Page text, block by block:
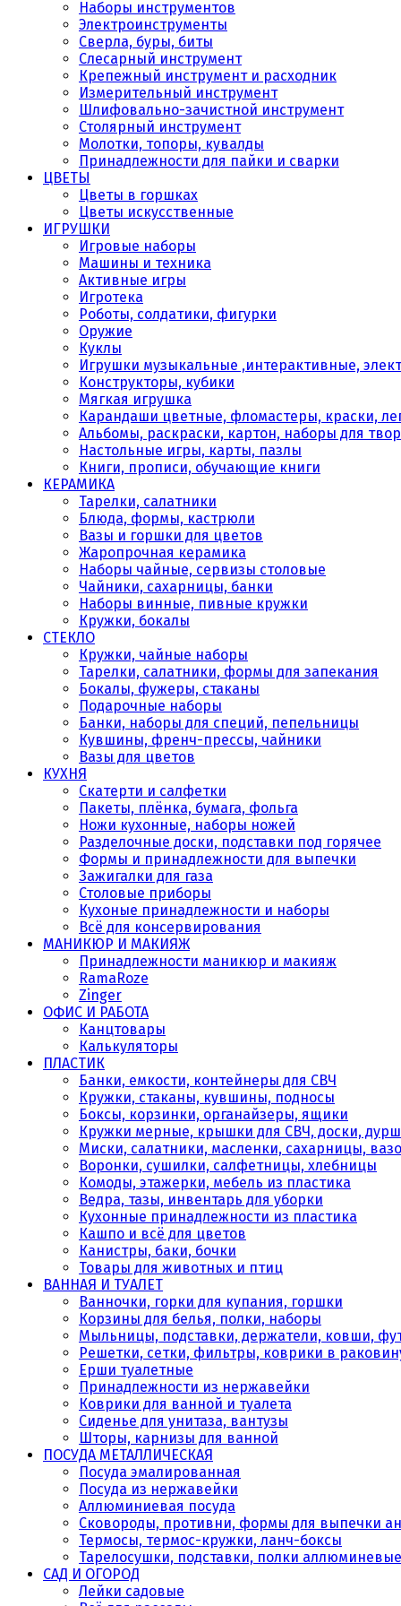
Наборы инструментов
Электроинструменты
Сверла, буры, биты
Слесарный инструмент
Крепежный инструмент и расходник
Измерительный инструмент
Шлифовально-зачистной инструмент
Столярный инструмент
Молотки, топоры, кувалды
Принадлежности для пайки и сварки
ЦВЕТЫ
Цветы в горшках
Цветы искусственные
ИГРУШКИ
Игровые наборы
Машины и техника
Активные игры
Игротека
Роботы, солдатики, фигурки
Оружие
Куклы
Игрушки музыкальные ,интерактивные,
Конструкторы, кубики
Мягкая игрушка
Карандаши цветные, фломастеры, краски,
Альбомы, раскраски, картон, наборы для
Настольные игры, карты, пазлы
Книги, прописи, обучающие книги
КЕРАМИКА
Тарелки, салатники
Блюда, формы, кастрюли
Вазы и горшки для цветов
Жаропрочная керамика
Наборы чайные, сервизы столовые
Чайники, сахарницы, банки
Наборы винные, пивные кружки
Кружки, бокалы
СТЕКЛО
Кружки, чайные наборы
Тарелки, салатники, формы для запекания
Бокалы, фужеры, стаканы
Подарочные наборы
Банки, наборы для специй, пепельницы
Кувшины, френч-прессы, чайники
Вазы для цветов
КУХНЯ
Скатерти и салфетки
Пакеты, плёнка, бумага, фольга
Ножи кухонные, наборы ножей
Разделочные доски, подставки под горячее
Формы и принадлежности для выпечки
Зажигалки для газа
Столовые приборы
Кухоные принадлежности и наборы
Всё для консервирования
МАНИКЮР И МАКИЯЖ
Принадлежности маникюр и макияж
RamaRoze
Zinger
ОФИС И РАБОТА
Канцтовары
Калькуляторы
ПЛАСТИК
Банки, емкости, контейнеры для СВЧ
Кружки, стаканы, кувшины, подносы
Боксы, корзинки, органайзеры, ящики
Кружки мерные, крышки для СВЧ, доски,
Миски, салатники, масленки, сахарницы,
Воронки, сушилки, салфетницы, хлебницы
Комоды, этажерки, мебель из пластика
Ведра, тазы, инвентарь для уборки
Кухонные принадлежности из пластика
Кашпо и всё для цветов
Канистры, баки, бочки
Товары для животных и птиц
ВАННАЯ И ТУАЛЕТ
Ванночки, горки для купания, горшки
Корзины для белья, полки, наборы
Мыльницы, подставки, держатели, ковши,
Решетки, сетки, фильтры, коврики в
Ерши туалетные
Принадлежности из нержавейки
Коврики для ванной и туалета
Сиденье для унитаза, вантузы
Шторы, карнизы для ванной
ПОСУДА МЕТАЛЛИЧЕСКАЯ
Посуда эмалированная
Посуда из нержавейки
Аллюминиевая посуда
Сковороды, противни, формы для выпечки
Термосы, термос-кружки, ланч-боксы
Тарелосушки, подставки, полки аллюминевые
САД И ОГОРОД
Лейки садовые